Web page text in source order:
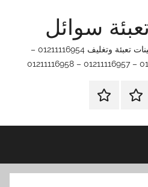
سوائل
ماكينات تعبئة سوائل و ماكينات تعبئة وتغليف 01211116954 –
اتـصـل
في
التي
الرئيسيه